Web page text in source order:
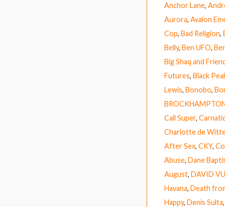
Anchor Lane,
Aurora, Avalon
Cop, Bad Religion,
Belly, Ben UFO,
Big Shaq and
Futures, Black
Lewis, Bonobo,
Call Super,
Charlotte de
After Sex, CKY,
Abuse, Dane
August, DAVID
Havana, Death
Happy, Denis Sulta